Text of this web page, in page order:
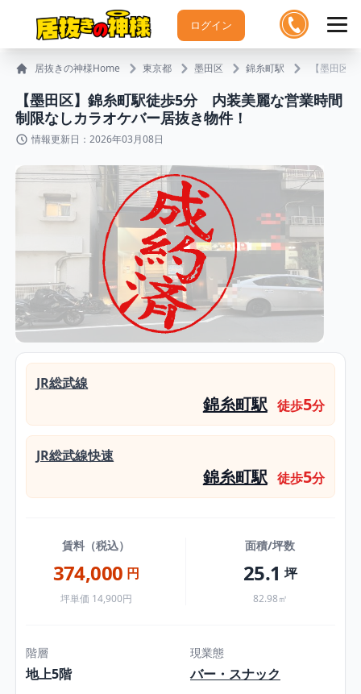
ログイン
居抜きの神様Home 東京都 墨田区 錦糸町駅 【墨田区
【墨田区】錦糸町駅徒歩5分 内装美麗な営業時間
制限なしカラオケバー居抜き物件！
情報更新日：2026年03月08日
JR総武線
錦糸町駅 徒歩5分
JR総武線快速
錦糸町駅 徒歩5分
賃料（税込）
374,000 円
坪単価 14,900円
面積/坪数
25.1 坪
82.98㎡
階層
地上5階
現業態
バー・スナック